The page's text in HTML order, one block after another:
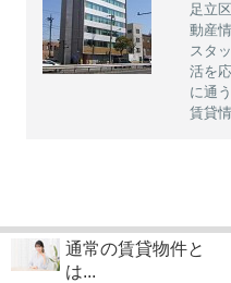
足立
動産
スタ
活を
に通
賃貸
通常の賃貸物件と
は...